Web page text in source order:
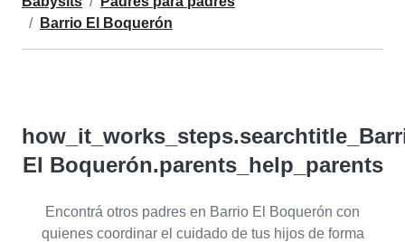
Barrio El Boquerón
El Boquerón.parents_help_parents
Encontrá otros padres en Barrio El Boquerón con
quienes coordinar el cuidado de tus hijos de forma